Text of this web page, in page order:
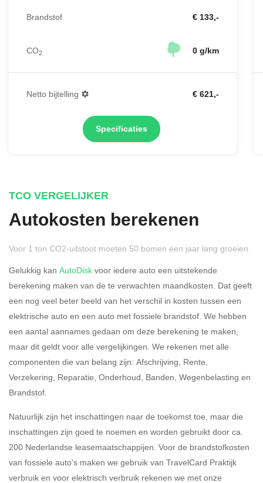
Brandstof € 133,-
CO2 0 g/km
Netto bijtelling € 621,-
Specificaties
Rijdt u meer dan 500
kilometer privé?
Ja Nee
Belastingspercentage
37,07% (Belastbaar tot €
69.399,- )
Eigen bijdrage
TCO VERGELIJKER
Autokosten berekenen
Voor 1 ton CO2-uitstoot moeten 50 bomen een jaar lang groeien.
Gelukkig kan AutoDisk voor iedere auto een uitstekende
berekening maken van de te verwachten maandkosten. Dat geeft
een nog veel beter beeld van het verschil in kosten tussen een
elektrische auto en een auto met fossiele brandstof. We hebben
een aantal aannames gedaan om deze berekening te maken,
maar dit geldt voor alle vergelijkingen. We rekenen met alle
componenten die van belang zijn: Afschrijving, Rente,
Verzekering, Reparatie, Onderhoud, Banden, Wegenbelasting en
Brandstof.
Natuurlijk zijn het inschattingen naar de toekomst toe, maar die
inschattingen zijn goed te noemen en worden gebruikt door ca.
200 Nederlandse leasemaatschappijen. Voor de brandstofkosten
van fossiele auto's maken we gebruik van TravelCard Praktijk
verbruik en voor elektrisch verbruik rekenen we met onze